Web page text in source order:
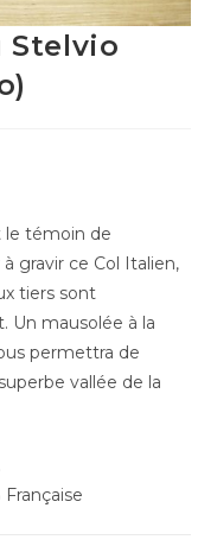
Stelvio
le témoin de
gravir ce Col Italien,
tiers sont
Un mausolée à la
permettra de
vallée de la